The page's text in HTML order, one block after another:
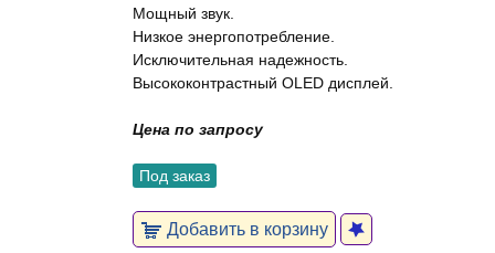
Мощный звук.
Низкое энергопотребление.
Исключительная надежность.
Высококонтрастный OLED дисплей.
Цена по запросу
Под заказ
Добавить в корзину